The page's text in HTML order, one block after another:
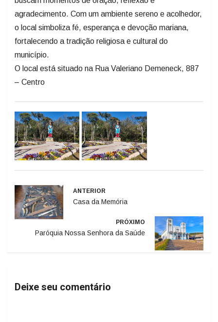
agradecimento. Com um ambiente sereno e acolhedor,
o local simboliza fé, esperança e devoção mariana,
fortalecendo a tradição religiosa e cultural do
município.
O local está situado na Rua Valeriano Demeneck, 887
– Centro
ANTERIOR
Casa da Memória
PRÓXIMO
Paróquia Nossa Senhora da Saúde
Deixe seu comentário